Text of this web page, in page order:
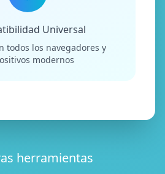
Universal
todos los navegadores y
modernos
herramientas